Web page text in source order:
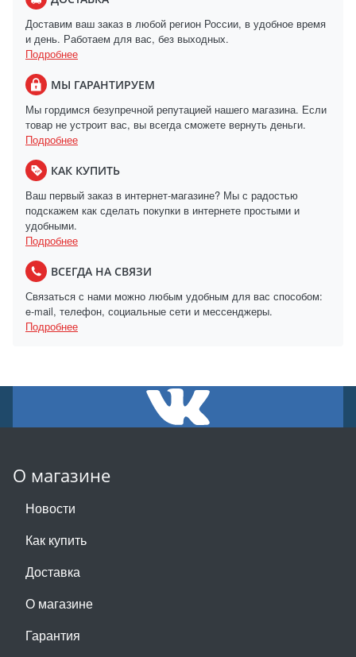
Доставим ваш заказ в любой регион России, в удобное время
и день. Работаем для вас, без выходных.
Подробнее
МЫ ГАРАНТИРУЕМ
Мы гордимся безупречной репутацией нашего магазина. Если
товар не устроит вас, вы всегда сможете вернуть деньги.
Подробнее
КАК КУПИТЬ
Ваш первый заказ в интернет-магазине? Мы с радостью
подскажем как сделать покупки в интернете простыми и
удобными.
Подробнее
ВСЕГДА НА СВЯЗИ
Связаться с нами можно любым удобным для вас способом:
e-mail, телефон, социальные сети и мессенджеры.
Подробнее
О магазине
Новости
Как купить
Доставка
О магазине
Гарантия